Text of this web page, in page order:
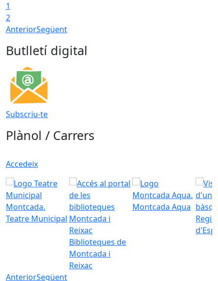
1
2
AnteriorSegüent
Butlletí digital
Subscriu-te
Plànol / Carrers
Accedeix
Teatre Municipal
Biblioteques de
Montcada i
Reixac
Montcada Aqua
AnteriorSegüent